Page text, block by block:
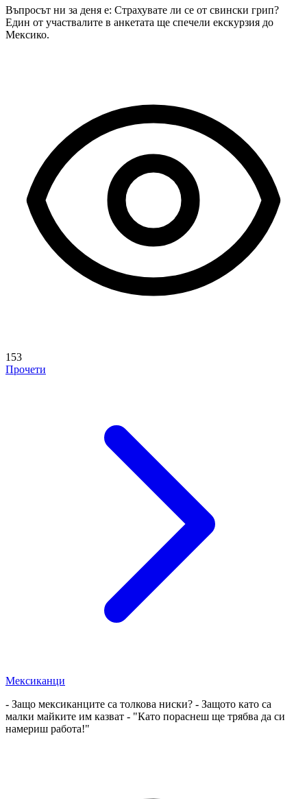
Въпросът ни за деня е: Страхувате ли се от свински грип?
Един от участвалите в анкетата ще спечели екскурзия до
Мексико.
153
Прочети
Мексиканци
- Защо мексиканците са толкова ниски? - Защото като са
малки майките им казват - "Като пораснеш ще трябва да си
намериш работа!"